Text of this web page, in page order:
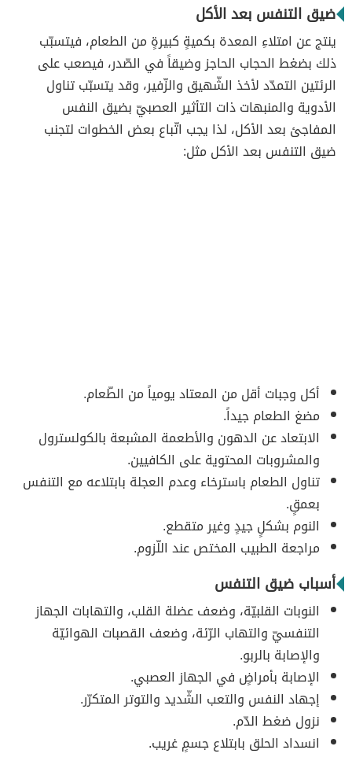
ضيق التنفس بعد الأكل
ينتج عن امتلاءِ المعدة بكميةٍ كبيرةٍ من الطعام، فيتسبّب
ذلك بضغط الحجاب الحاجز وضيقاً في الصّدر، فيصعب على
الرئتين التمدّد لأخذ الشّهيق والزّفير، وقد يتسبّب تناول
الأدوية والمنبهات ذات التأثير العصبيّ بضيق النفس
المفاجئ بعد الأكل، لذا يجب اتّباع بعض الخطوات لتجنب
ضيق التنفس بعد الأكل مثل:
أكل وجبات أقل من المعتاد يومياً من الطّعام.
مضغ الطعام جيداً.
الابتعاد عن الدهون والأطعمة المشبعة بالكولسترول
والمشروبات المحتوية على الكافيين.
تناول الطعام باسترخاء وعدم العجلة بابتلاعه مع التنفس
بعمقٍ.
النوم بشكلٍ جيدٍ وغير متقطع.
مراجعة الطبيب المختص عند اللّزوم.
أسباب ضيق التنفس
النوبات القلبيّة، وضعف عضلة القلب، والتهابات الجهاز
التنفسيّ والتهاب الرّئة، وضعف القصبات الهوائيّة
والإصابة بالربو.
الإصابة بأمراضٍ في الجهاز العصبي.
إجهاد النفس والتعب الشّديد والتوتر المتكرّر.
نزول ضغط الدّم.
انسداد الحلق بابتلاع جسمٍ غريب.